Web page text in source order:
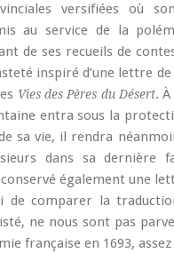
versifiées où
au service de la
de ses recueils de
inspiré d’une lettre
Vies des Pères du Désert.
entra sous la
sa vie, il rendra
dans sa
également une
de comparer la
ne nous sont pas
française en 1693,